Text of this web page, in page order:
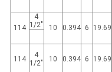
114
4
1/2"
10 0.394 6 19.69
114
4
1/2"
10 0.394 6 19.69